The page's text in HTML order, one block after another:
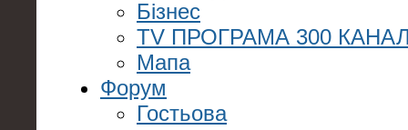
Бізнес
TV ПРОГРАМА 300
Мапа
Форум
Гостьова